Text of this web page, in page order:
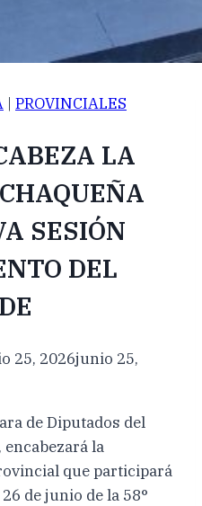
| PROVINCIALES
LA
SESIÓN
DEL
25, 2026junio 25,
de Diputados del
encabezará la
que participará
de junio de la 58°